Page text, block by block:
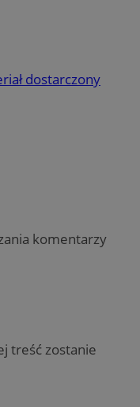
dostarczony
komentarzy
treść zostanie